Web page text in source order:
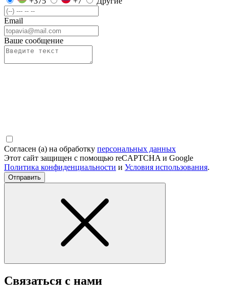
Email
Ваше сообщение
Согласен (а) на обработку персональных данных
Этот сайт защищен с помощью reCAPTCHA и Google
Политика конфиденциальности и Условия использования.
Отправить
Связаться с нами